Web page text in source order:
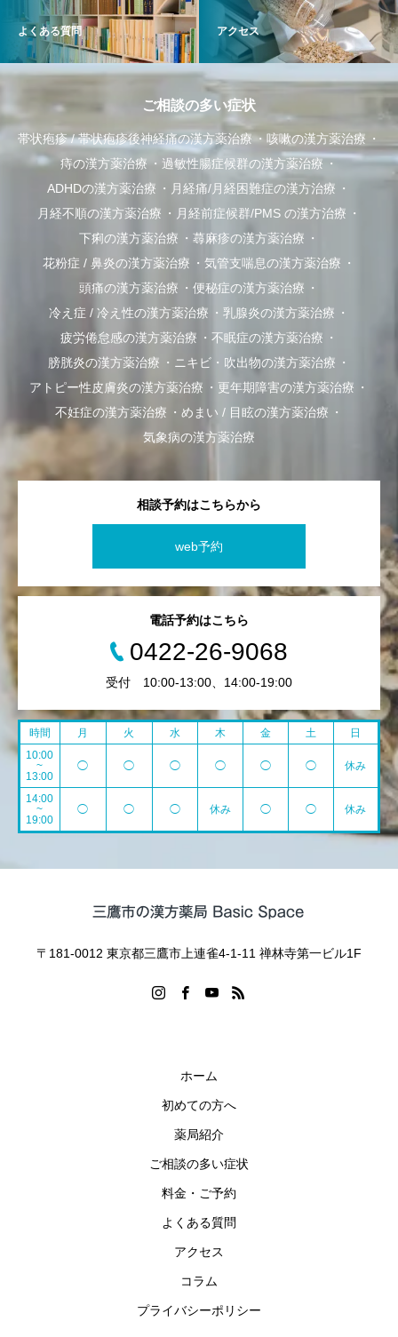
よくある質問 アクセス
ご相談の多い症状
帯状疱疹 / 帯状疱疹後神経痛の漢方薬治療
咳嗽の漢方薬治療
痔の漢方薬治療
過敏性腸症候群の漢方薬治療
ADHDの漢方薬治療
月経痛/月経困難症の漢方治療
月経不順の漢方薬治療
月経前症候群/PMS の漢方治療
下痢の漢方薬治療
蕁麻疹の漢方薬治療
花粉症 / 鼻炎の漢方薬治療
気管支喘息の漢方薬治療
頭痛の漢方薬治療
便秘症の漢方薬治療
冷え症 / 冷え性の漢方薬治療
乳腺炎の漢方薬治療
疲労倦怠感の漢方薬治療
不眠症の漢方薬治療
膀胱炎の漢方薬治療
ニキビ・吹出物の漢方薬治療
アトピー性皮膚炎の漢方薬治療
更年期障害の漢方薬治療
不妊症の漢方薬治療
めまい / 目眩の漢方薬治療
気象病の漢方薬治療
相談予約はこちらから
web予約
電話予約はこちら
0422-26-9068
受付 10:00-13:00、14:00-19:00
時間 月 火 水 木 金 土
日
10:00
~
13:00
◯ ◯ ◯ ◯ ◯ ◯ 休み
14:00
~
19:00
◯ ◯ ◯ 休み ◯ ◯ 休み
〒181-0012 東京都三鷹市上連雀4-1-11 禅林寺第一ビル1F
ホーム
初めての方へ
薬局紹介
ご相談の多い症状
料金・ご予約
よくある質問
アクセス
コラム
プライバシーポリシー